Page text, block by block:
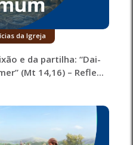
da Igreja
e da partilha: “Dai-
(Mt 14,16) – Refle...